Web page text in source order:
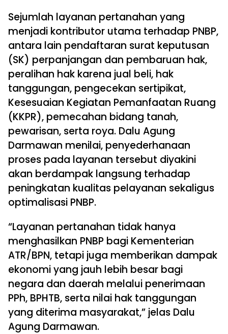
Sejumlah layanan pertanahan yang
menjadi kontributor utama terhadap PNBP,
antara lain pendaftaran surat keputusan
(SK) perpanjangan dan pembaruan hak,
peralihan hak karena jual beli, hak
tanggungan, pengecekan sertipikat,
Kesesuaian Kegiatan Pemanfaatan Ruang
(KKPR), pemecahan bidang tanah,
pewarisan, serta roya. Dalu Agung
Darmawan menilai, penyederhanaan
proses pada layanan tersebut diyakini
akan berdampak langsung terhadap
peningkatan kualitas pelayanan sekaligus
optimalisasi PNBP.
“Layanan pertanahan tidak hanya
menghasilkan PNBP bagi Kementerian
ATR/BPN, tetapi juga memberikan dampak
ekonomi yang jauh lebih besar bagi
negara dan daerah melalui penerimaan
PPh, BPHTB, serta nilai hak tanggungan
yang diterima masyarakat,” jelas Dalu
Agung Darmawan.